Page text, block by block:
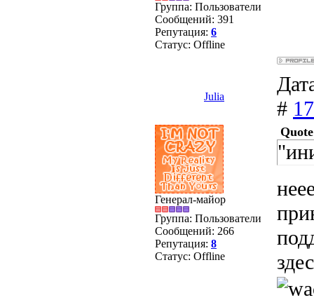
Группа: Пользователи
Сообщений: 391
Репутация: 6
Статус: Offline
Julia
# 17
Генерал-майор
Группа: Пользователи
Сообщений: 266
Репутация: 8
Статус: Offline
Quote